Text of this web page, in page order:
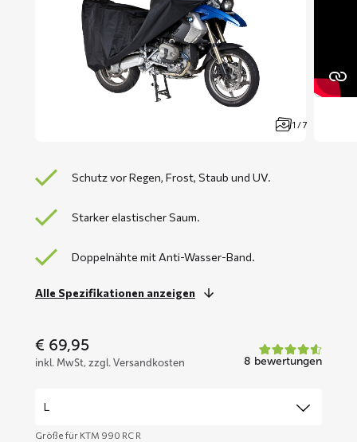
1 / 7
Schutz vor Regen, Frost, Staub und UV.
Starker elastischer Saum.
Doppelnähte mit Anti-Wasser-Band.
Alle Spezifikationen anzeigen
€ 69,95
inkl. MwSt, zzgl. Versandkosten 8 bewertungen
Größe für KTM 990 RC R